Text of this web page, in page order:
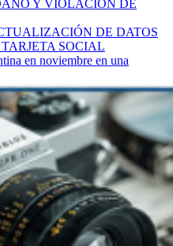
Y VIOLACIÓN DE
DE DATOS
SOCIAL
en noviembre en una